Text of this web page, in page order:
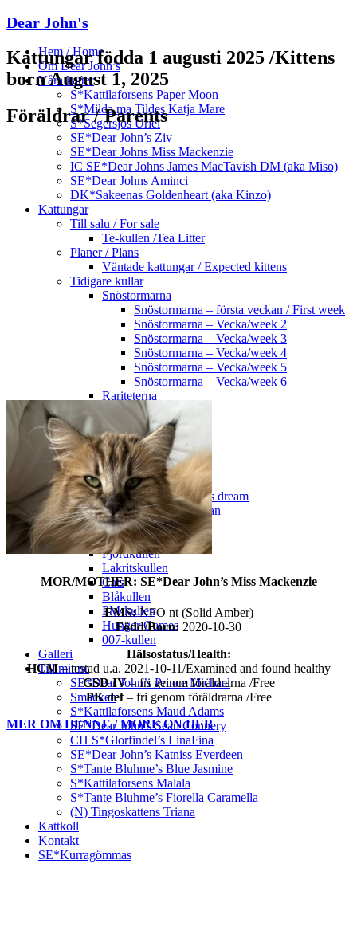
Dear John's
Hem / Home
Om Dear John’s
Våra katter
S*Kattilaforsens Paper Moon
S*Milda ma Tildes Katja Mare
S*Segersjös Uriel
SE*Dear John’s Ziv
SE*Dear Johns Miss Mackenzie
IC SE*Dear Johns James MacTavish DM (aka Miso)
SE*Dear Johns Aminci
DK*Sakeenas Goldenheart (aka Kinzo)
Kattungar
Till salu / For sale
Te-kullen /Tea Litter
Planer / Plans
Väntade kattungar / Expected kittens
Tidigare kullar
Snöstormarna
Snöstormarna – första veckan / First week
Snöstormarna – Vecka/week 2
Snöstormarna – Vecka/week 3
Snöstormarna – Vecka/week 4
Snöstormarna – Vecka/week 5
Snöstormarna – Vecka/week 6
Rariteterna
MacKinzo
Fredskullen
Regissörerna
Stjärnorna
Dragonfly in Amber
Z-gossarna
A Midsummer Night’s dream
The Greatest Showman
The Designers
Paper Moon
Fjordkullen
Lakritskullen
Cats
Blåkullen
PM-kullen
Hunger Games
007-kullen
Galleri
Till minne
SE*Dear John’s Prince Michael
Smäcken
S*Kattilaforsens Maud Adams
SE*Dear John’s Sean Connery
CH S*Glorfindel’s LinaFina
SE*Dear John’s Katniss Everdeen
S*Tante Bluhme’s Blue Jasmine
S*Kattilaforsens Malala
S*Tante Bluhme’s Fiorella Caramella
(N) Tingoskattens Triana
Kattkoll
Kontakt
SE*Kurragömmas
Kattungar födda 1 augusti 2025 /Kittens
born August 1, 2025
Föräldrar / Parents
MOR/MOTHER: SE*Dear John’s Miss Mackenzie
EMS:NFO nt (Solid Amber)
Född/Born: 2020-10-30
Hälsostatus/Health:
HCM– testad u.a. 2021-10-11/Examined and found healthy
GSD IV– fri genom föräldrarna /Free
PK def– fri genom föräldrarna /Free
MER OM HENNE / MORE ON HER